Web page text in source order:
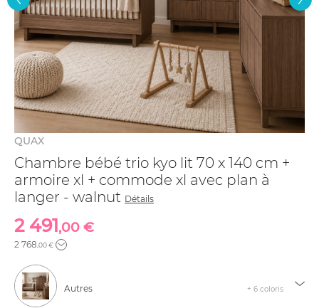
QUAX
Chambre bébé trio kyo lit 70 x 140 cm +
armoire xl + commode xl avec plan à
langer - walnut Détails
2 491,00 €
2 768 ,00 €
Autres + 6 coloris